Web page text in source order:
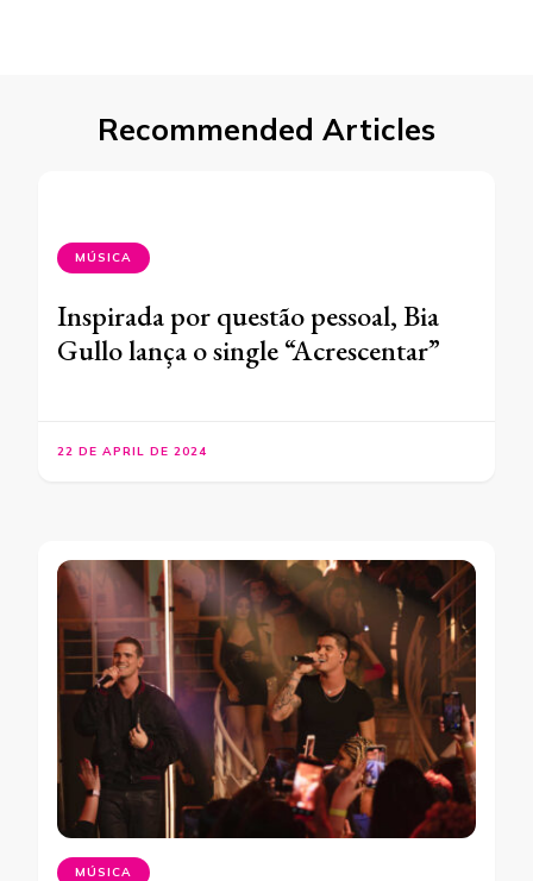
Recommended Articles
MÚSICA
Inspirada por questão pessoal, Bia
Gullo lança o single “Acrescentar”
22 DE APRIL DE 2024
MÚSICA